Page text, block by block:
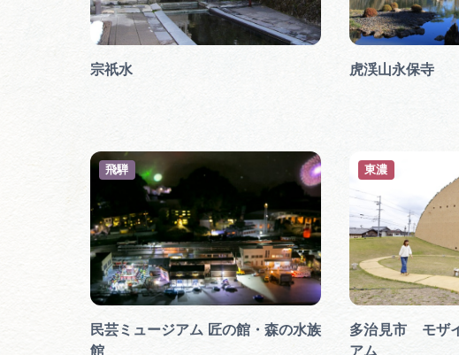
宗祇水 虎渓山永保寺
民芸ミュージアム 匠の館・森の水族
館
飛騨
多治見市 モザ
アム
東濃